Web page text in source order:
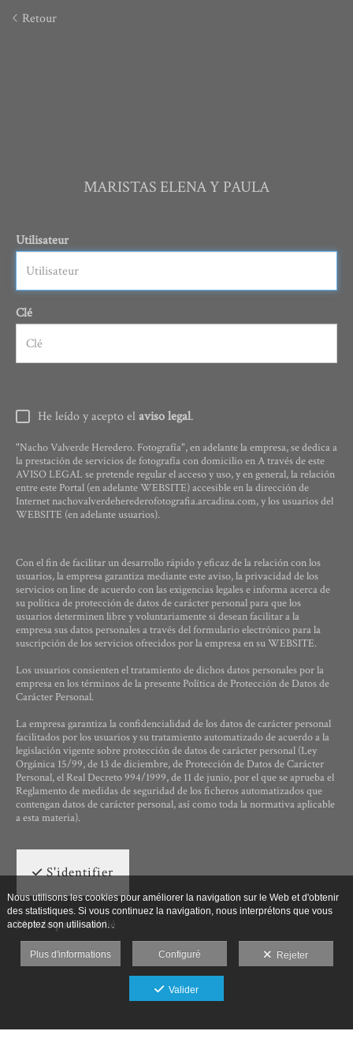
Retour
MARISTAS ELENA Y PAULA
Utilisateur
Clé
He leído y acepto elaviso legal.
"Nacho Valverde Heredero. Fotografía", en adelante la empresa, se dedica a
la prestación de servicios de fotografía con domicilio en A través de este
AVISO LEGAL se pretende regular el acceso y uso, y en general, la relación
entre este Portal (en adelante WEBSITE) accesible en la dirección de
Internet nachovalverdeherederofotografia.arcadina.com, y los usuarios del
WEBSITE (en adelante usuarios).
Con el fin de facilitar un desarrollo rápido y eficaz de la relación con los
usuarios, la empresa garantiza mediante este aviso, la privacidad de los
servicios on line de acuerdo con las exigencias legales e informa acerca de
su política de protección de datos de carácter personal para que los
usuarios determinen libre y voluntariamente si desean facilitar a la
empresa sus datos personales a través del formulario electrónico para la
suscripción de los servicios ofrecidos por la empresa en su WEBSITE.
Los usuarios consienten el tratamiento de dichos datos personales por la
empresa en los términos de la presente Política de Protección de Datos de
Carácter Personal.
La empresa garantiza la confidencialidad de los datos de carácter personal
facilitados por los usuarios y su tratamiento automatizado de acuerdo a la
legislación vigente sobre protección de datos de carácter personal (Ley
Orgánica 15/99, de 13 de diciembre, de Protección de Datos de Carácter
Personal, el Real Decreto 994/1999, de 11 de junio, por el que se aprueba el
Reglamento de medidas de seguridad de los ficheros automatizados que
contengan datos de carácter personal, así como toda la normativa aplicable
a esta materia).
S'identifier
Mot de passe oublié
Nous utilisons les cookies pour améliorer la navigation sur le Web et d'obtenir
des statistiques. Si vous continuez la navigation, nous interprétons que vous
acceptez son utilisation. .
Plus d'informations Configuré Rejeter
Valider